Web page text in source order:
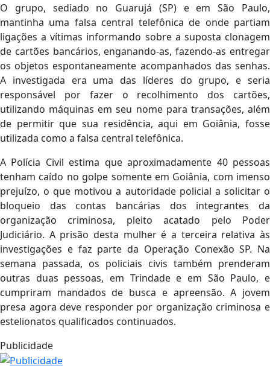
O grupo, sediado no Guarujá (SP) e em São Paulo,
mantinha uma falsa central telefônica de onde partiam
ligações a vítimas informando sobre a suposta clonagem
de cartões bancários, enganando-as, fazendo-as entregar
os objetos espontaneamente acompanhados das senhas.
A investigada era uma das líderes do grupo, e seria
responsável por fazer o recolhimento dos cartões,
utilizando máquinas em seu nome para transações, além
de permitir que sua residência, aqui em Goiânia, fosse
utilizada como a falsa central telefônica.
A Polícia Civil estima que aproximadamente 40 pessoas
tenham caído no golpe somente em Goiânia, com imenso
prejuízo, o que motivou a autoridade policial a solicitar o
bloqueio das contas bancárias dos integrantes da
organização criminosa, pleito acatado pelo Poder
Judiciário. A prisão desta mulher é a terceira relativa às
investigações e faz parte da Operação Conexão SP. Na
semana passada, os policiais civis também prenderam
outras duas pessoas, em Trindade e em São Paulo, e
cumpriram mandados de busca e apreensão. A jovem
presa agora deve responder por organização criminosa e
estelionatos qualificados continuados.
Publicidade